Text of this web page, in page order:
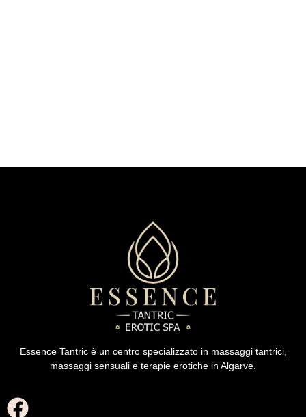
Essence Tantric è un centro specializzato in massaggi tantrici,
massaggi sensuali e terapie erotiche in Algarve.